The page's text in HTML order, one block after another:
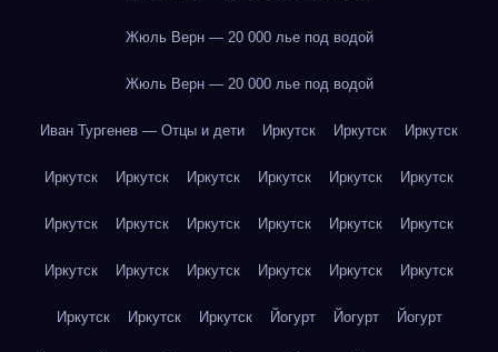
Жюль Верн — 20 000 лье под водой
Жюль Верн — 20 000 лье под водой
Иван Тургенев — Отцы и дети Иркутск Иркутск Иркутск
Иркутск Иркутск Иркутск Иркутск Иркутск Иркутск
Иркутск Иркутск Иркутск Иркутск Иркутск Иркутск
Иркутск Иркутск Иркутск Иркутск Иркутск Иркутск
Иркутск Иркутск Иркутск Йогурт Йогурт Йогурт